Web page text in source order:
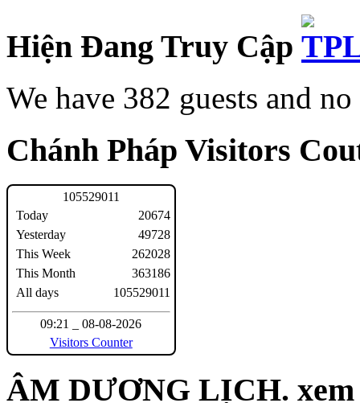
Hiện Đang Truy Cập
We have 382 guests and
Chánh Pháp Visitors
105529011
Today
Yesterday
This Week
This Month
All days
20674
49728
262028
363186
105529011
09:21 _ 08-08-2026
Visitors Counter
ÂM DƯƠNG LỊCH. xem